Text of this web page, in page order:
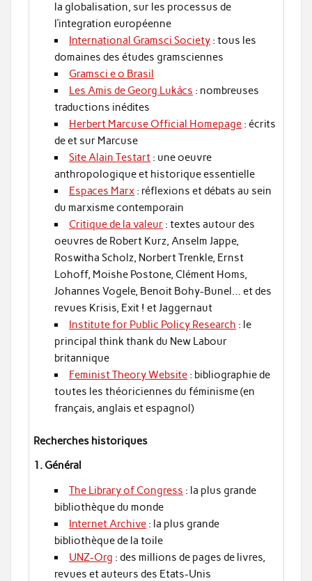
la globalisation, sur les processus de
l’integration européenne
International Gramsci Society : tous les
domaines des études gramsciennes
Gramsci e o Brasil
Les Amis de Georg Lukács : nombreuses
traductions inédites
Herbert Marcuse Official Homepage : écrits
de et sur Marcuse
Site Alain Testart : une oeuvre
anthropologique et historique essentielle
Espaces Marx : réflexions et débats au sein
du marxisme contemporain
Critique de la valeur : textes autour des
oeuvres de Robert Kurz, Anselm Jappe,
Roswitha Scholz, Norbert Trenkle, Ernst
Lohoff, Moishe Postone, Clément Homs,
Johannes Vogele, Benoit Bohy-Bunel… et des
revues Krisis, Exit ! et Jaggernaut
Institute for Public Policy Research : le
principal think thank du New Labour
britannique
Feminist Theory Website : bibliographie de
toutes les théoriciennes du féminisme (en
français, anglais et espagnol)
Recherches historiques
1. Général
The Library of Congress : la plus grande
bibliothèque du monde
Internet Archive : la plus grande
bibliothèque de la toile
UNZ-Org : des millions de pages de livres,
revues et auteurs des Etats-Unis